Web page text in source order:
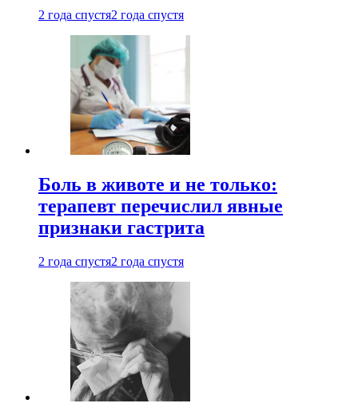
2 года спустя2 года спустя
Боль в животе и не только:
терапевт перечислил явные
признаки гастрита
2 года спустя2 года спустя